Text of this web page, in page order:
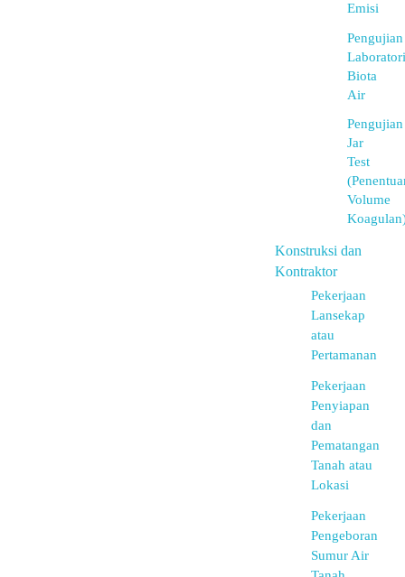
Emisi
Pengujian
Biota
Air
Pengujian
Jar
Test
Volume
Konstruksi dan
Kontraktor
Pekerjaan
Lansekap
atau
Pertamanan
Pekerjaan
Penyiapan
dan
Pematangan
Tanah atau
Lokasi
Pekerjaan
Pengeboran
Sumur Air